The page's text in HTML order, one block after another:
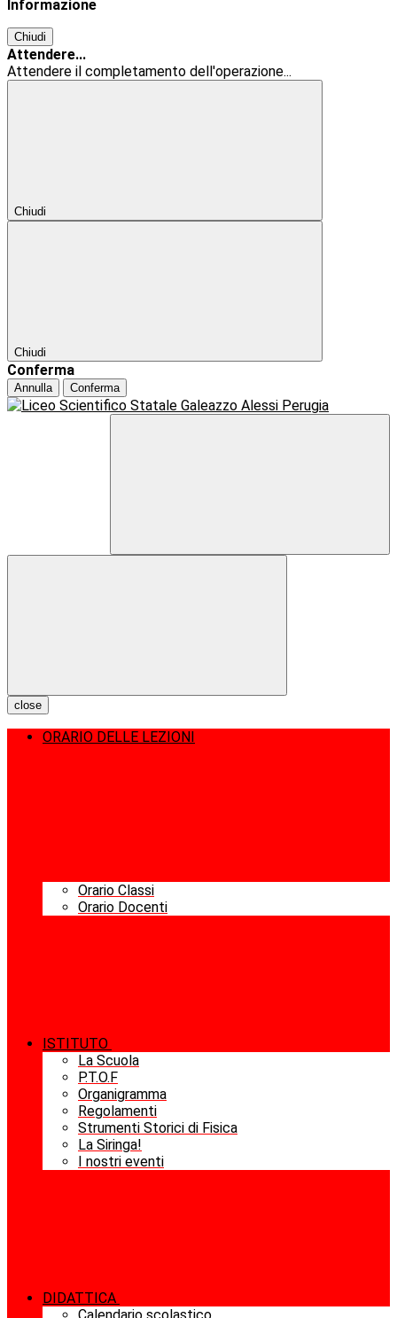
Informazione
Chiudi
Attendere...
Attendere il completamento dell'operazione...
Chiudi
Chiudi
Conferma
Annulla Conferma
close
ORARIO DELLE LEZIONI
Orario Classi
Orario Docenti
ISTITUTO
La Scuola
P.T.O.F
Organigramma
Regolamenti
Strumenti Storici di Fisica
La Siringa!
I nostri eventi
DIDATTICA